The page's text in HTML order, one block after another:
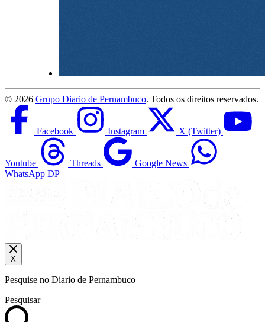
© 2026 Grupo Diario de Pernambuco. Todos os direitos reservados.
Facebook Instagram X (Twitter)
Youtube Threads
Google News
WhatsApp DP
X
Pesquise no Diario de Pernambuco
Pesquisar